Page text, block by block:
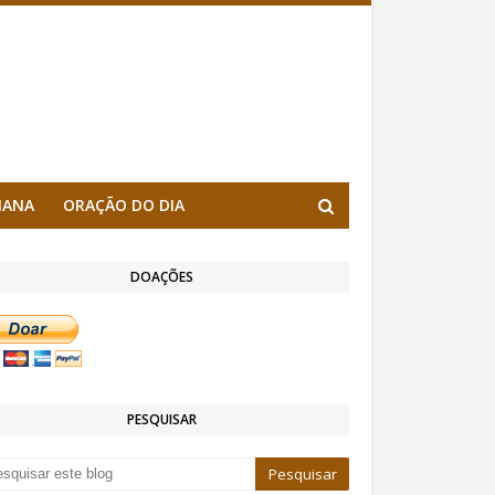
ORAÇÃO DO DIA
DOAÇÕES
PESQUISAR